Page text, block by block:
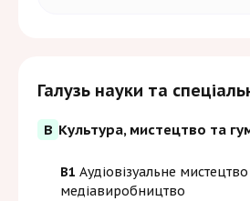
Галузь науки та
B Культура, мистецтво та
B1 Аудіовізуальне мистецтво
медіавиробництво